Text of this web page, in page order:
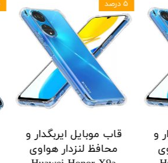
قاب موبایل
محافظ لنزدار
ایربگدار و
هواوی